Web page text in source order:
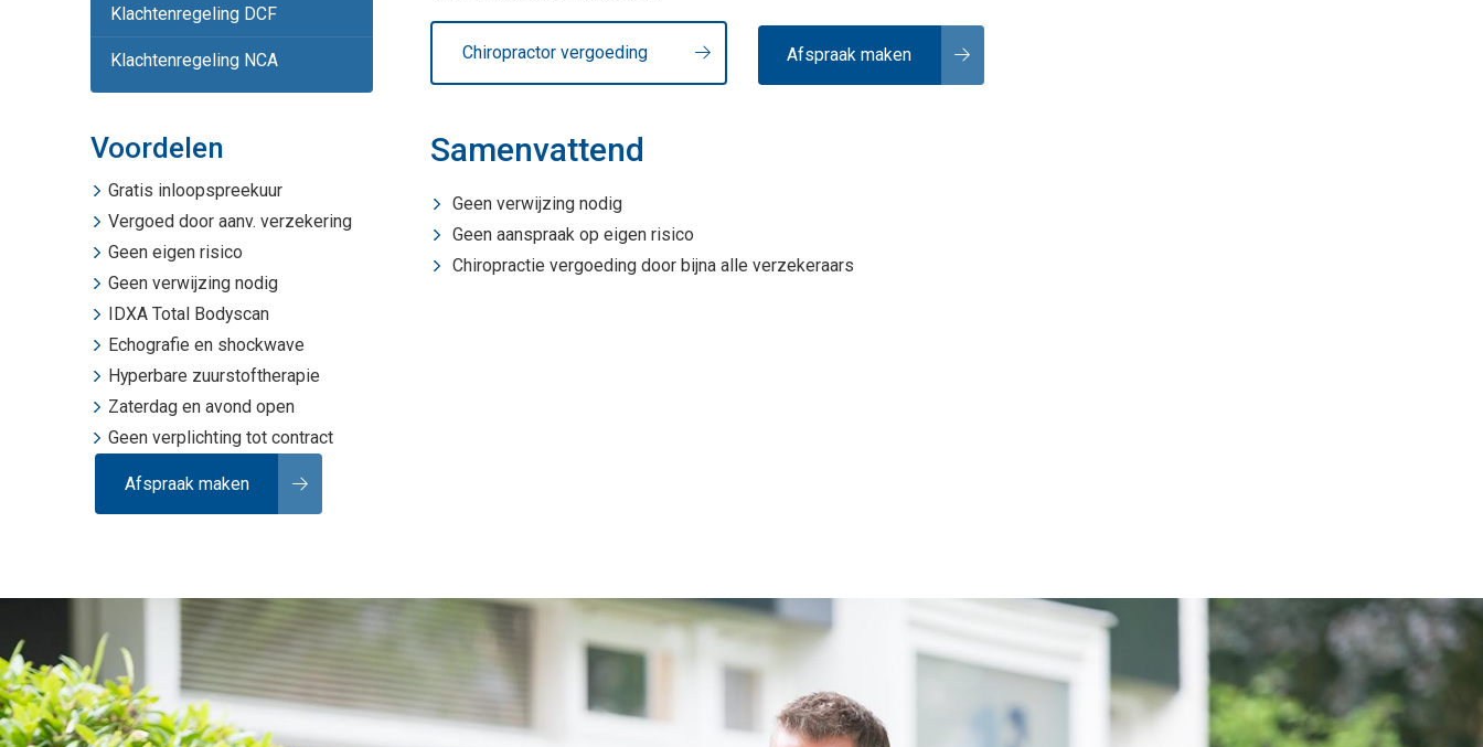
Klachtenregeling DCF
Klachtenregeling NCA
Voordelen
Gratis inloopspreekuur
Vergoed door aanv. verzekering
Geen eigen risico
Geen verwijzing nodig
IDXA Total Bodyscan
Echografie en shockwave
Hyperbare zuurstoftherapie
Zaterdag en avond open
Geen verplichting tot contract
Afspraak maken
Chiropractor vergoeding Afspraak maken
Samenvattend
Geen verwijzing nodig
Geen aanspraak op eigen risico
Chiropractie vergoeding door bijna alle verzekeraars